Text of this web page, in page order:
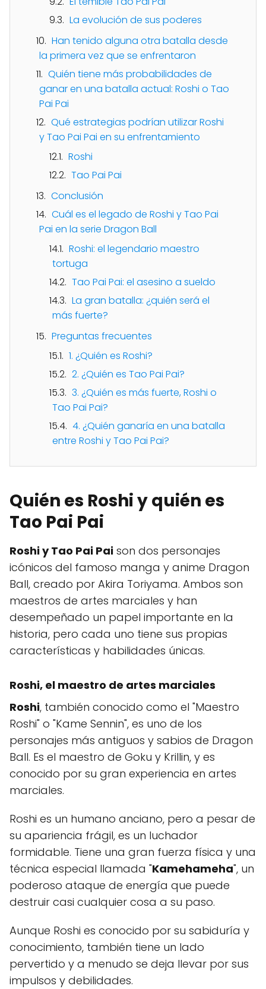
La evolución de sus poderes
Han tenido alguna otra batalla desde
la primera vez que se enfrentaron
Quién tiene más probabilidades de
ganar en una batalla actual: Roshi o Tao
Pai Pai
Qué estrategias podrían utilizar Roshi
y Tao Pai Pai en su enfrentamiento
Roshi
Tao Pai Pai
Conclusión
Cuál es el legado de Roshi y Tao Pai
Pai en la serie Dragon Ball
Roshi: el legendario maestro
tortuga
Tao Pai Pai: el asesino a sueldo
La gran batalla: ¿quién será el
más fuerte?
Preguntas frecuentes
1. ¿Quién es Roshi?
2. ¿Quién es Tao Pai Pai?
3. ¿Quién es más fuerte, Roshi o
Tao Pai Pai?
4. ¿Quién ganaría en una batalla
entre Roshi y Tao Pai Pai?
Quién es Roshi y quién es
Tao Pai Pai
Roshi y Tao Pai Pai son dos personajes
icónicos del famoso manga y anime Dragon
Ball, creado por Akira Toriyama. Ambos son
maestros de artes marciales y han
desempeñado un papel importante en la
historia, pero cada uno tiene sus propias
características y habilidades únicas.
Roshi, el maestro de artes marciales
Roshi, también conocido como el "Maestro
Roshi" o "Kame Sennin", es uno de los
personajes más antiguos y sabios de Dragon
Ball. Es el maestro de Goku y Krillin, y es
conocido por su gran experiencia en artes
marciales.
Roshi es un humano anciano, pero a pesar de
su apariencia frágil, es un luchador
formidable. Tiene una gran fuerza física y una
técnica especial llamada "Kamehameha", un
poderoso ataque de energía que puede
destruir casi cualquier cosa a su paso.
Aunque Roshi es conocido por su sabiduría y
conocimiento, también tiene un lado
pervertido y a menudo se deja llevar por sus
impulsos y debilidades.